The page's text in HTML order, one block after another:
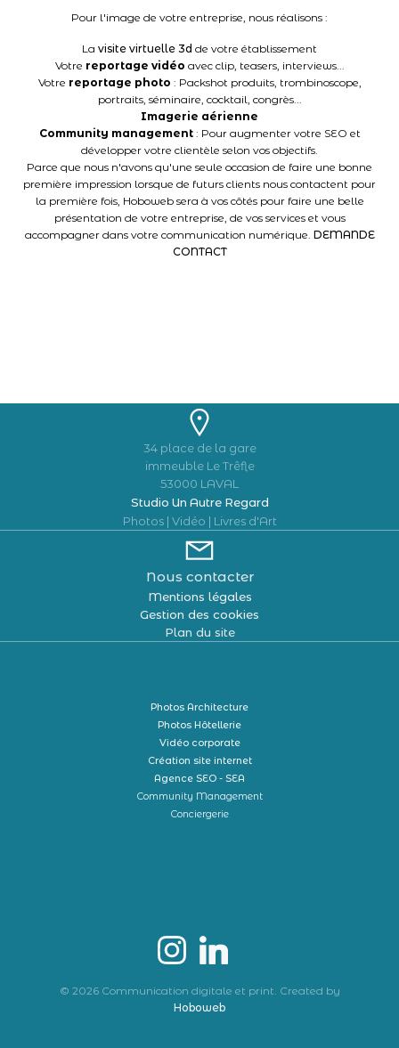
Pour l'image de votre entreprise, nous réalisons :
La visite virtuelle 3d de votre établissement
Votre reportage vidéo avec clip, teasers, interviews...
Votre reportage photo : Packshot produits, trombinoscope,
portraits, séminaire, cocktail, congrès...
Imagerie aérienne
Community management: Pour augmenter votre SEO et
développer votre clientèle selon vos objectifs.
Parce que nous n'avons qu'une seule occasion de faire une bonne
première impression lorsque de futurs clients nous contactent pour
la première fois, Hoboweb sera à vos côtés pour faire une belle
présentation de votre entreprise, de vos services et vous
accompagner dans votre communication numérique. DEMANDE
CONTACT
34 place de la gare
immeuble Le Trêfle
53000 LAVAL
Studio Un Autre Regard
Photos | Vidéo | Livres d'Art
Nous contacter
Mentions légales
Gestion des cookies
Plan du site
Photos Architecture
Photos Hôtellerie
Vidéo corporate
Création site internet
Agence SEO - SEA
Community Management
Conciergerie
© 2026 Communication digitale et print. Created by
Hoboweb